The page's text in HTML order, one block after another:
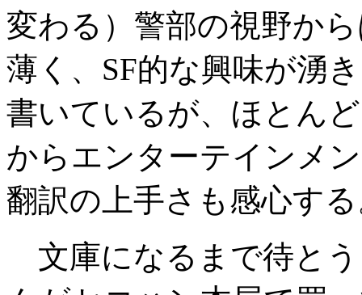
変わる）警部の視野か
薄く、SF的な興味が湧
書いているが、ほとん
からエンターテインメ
翻訳の上手さも感心す
文庫になるまで待と